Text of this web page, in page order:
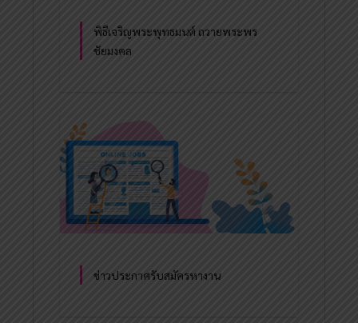
พิธีเจริญพระพุทธมนต์ ถวายพระพร
ชัยมงคล
ข่าวประกาศรับสมัครหางาน